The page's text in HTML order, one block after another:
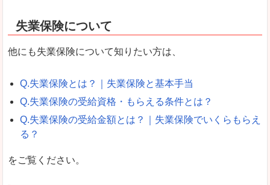
失業保険について
他にも失業保険について知りたい方は、
Q.失業保険とは？｜失業保険と基本手当
Q.失業保険の受給資格・もらえる条件とは？
Q.失業保険の受給金額とは？｜失業保険でいくらもらえ
る？
をご覧ください。